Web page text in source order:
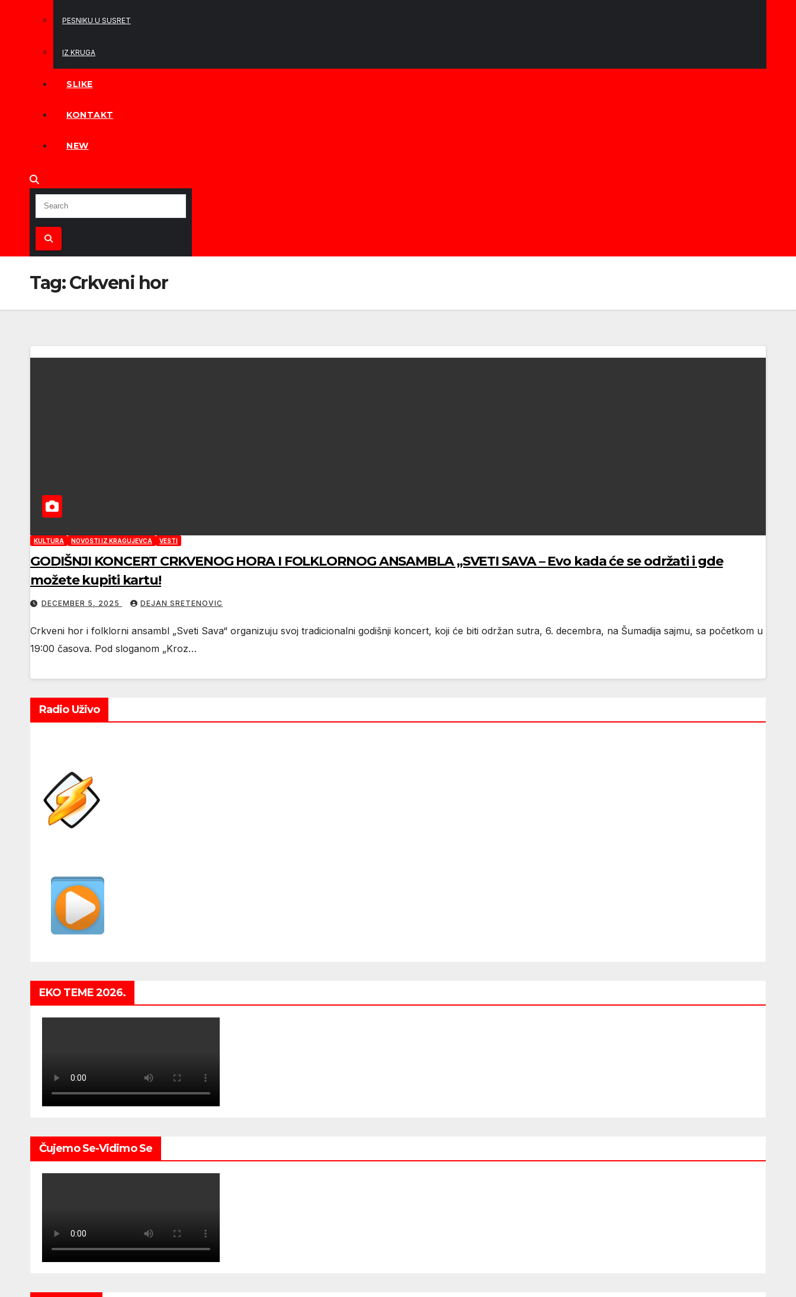
PESNIKU U SUSRET
IZ KRUGA
SLIKE
KONTAKT
NEW
Tag:Crkveni hor
KULTURA NOVOSTI IZ KRAGUJEVCA VESTI
GODIŠNJI KONCERT CRKVENOG HORA I FOLKLORNOG ANSAMBLA „SVETI SAVA – Evo kada će se održati i gde
možete kupiti kartu!
DECEMBER 5, 2025 DEJAN SRETENOVIC
Crkveni hor i folklorni ansambl „Sveti Sava“ organizuju svoj tradicionalni godišnji koncert, koji će biti održan sutra, 6. decembra, na Šumadija sajmu, sa početkom u
19:00 časova. Pod sloganom „Kroz…
Radio Uživo
EKO TEME 2026.
Čujemo Se-Vidimo Se